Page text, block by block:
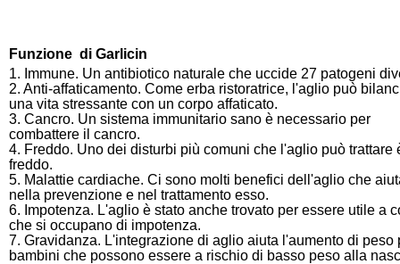
Funzione di Garlicin
1. Immune. Un antibiotico naturale che uccide 27 patogeni
2. Anti-affaticamento. Come erba ristoratrice, l'aglio può
una vita stressante con un corpo affaticato.
3. Cancro. Un sistema immunitario sano è necessario per
combattere il cancro.
4. Freddo. Uno dei disturbi più comuni che l'aglio può trattare
freddo.
5. Malattie cardiache. Ci sono molti benefici dell'aglio che
nella prevenzione e nel trattamento esso.
6. Impotenza. L'aglio è stato anche trovato per essere utile a
che si occupano di impotenza.
7. Gravidanza. L'integrazione di aglio aiuta l'aumento di peso
bambini che possono essere a rischio di basso peso alla